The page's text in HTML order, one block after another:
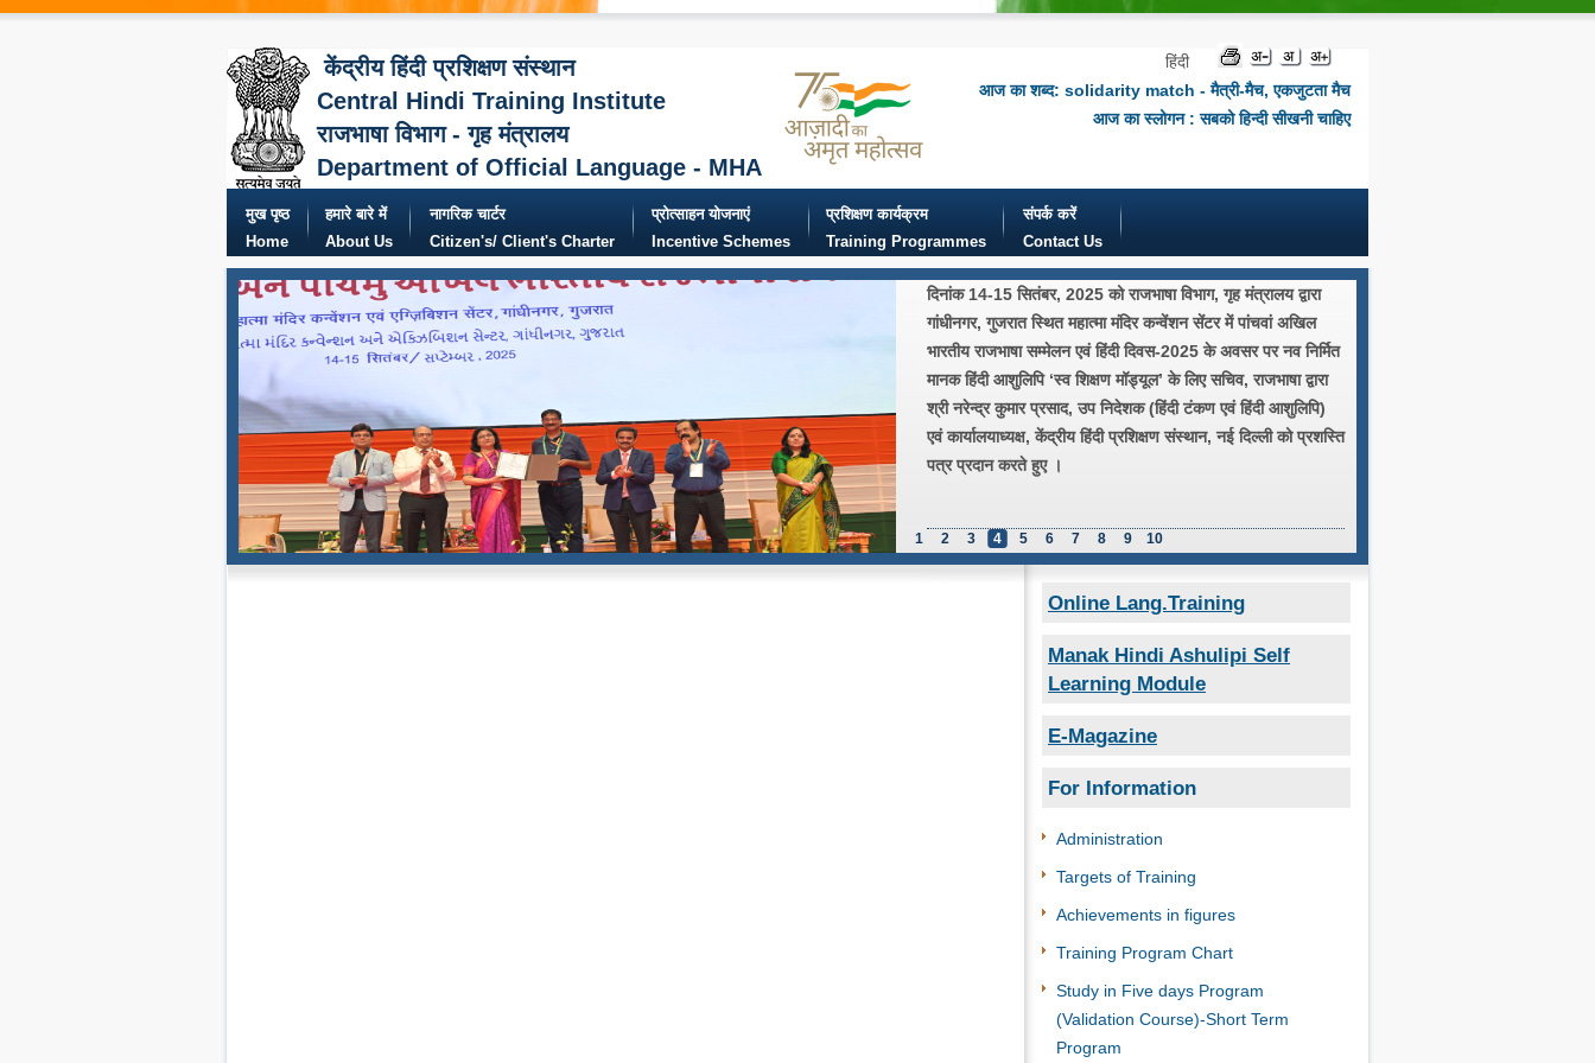
केंद्रीय हिंदी प्रशिक्षण संस्थान
Central Hindi Training Institute
राजभाषा विभाग - गृह मंत्रालय
Department of Official Language - MHA
हिंदी
आज का शब्द: solidarity match - मैत्री-मैच, एकजुटता मैच
आज का स्लोगन : सबको हिन्दी सीखनी चाहिए
मुख पृष्ठ
Home
हमारे बारे में
About Us
नागरिक चार्टर
Citizen's/ Client's Charter
प्रोत्साहन योजनाएं
Incentive Schemes
प्रशिक्षण कार्यक्रम
Training Programmes
संपर्क करें
Contact Us
दिनांक 14-15 सितंबर, 2025 को राजभाषा विभाग, गृह मंत्रालय द्वारा
गांधीनगर, गुजरात स्थित महात्मा मंदिर कन्वेंशन सेंटर में पांचवां अखिल
भारतीय राजभाषा सम्मेलन एवं हिंदी दिवस-2025 के अवसर पर नव निर्मित
मानक हिंदी आशुलिपि ‘स्व शिक्षण मॉड्यूल’ के लिए सचिव, राजभाषा द्वारा
श्री नरेन्द्र कुमार प्रसाद, उप निदेशक (हिंदी टंकण एवं हिंदी आशुलिपि)
एवं कार्यालयाध्यक्ष, केंद्रीय हिंदी प्रशिक्षण संस्थान, नई दिल्ली को प्रशस्ति
पत्र प्रदान करते हुए ।
1 2 3 4 5 6 7 8 9 10
Online Lang.Training
Manak Hindi Ashulipi Self
Learning Module
E-Magazine
For Information
Administration
Targets of Training
Achievements in figures
Training Program Chart
Study in Five days Program
(Validation Course)-Short Term
Program